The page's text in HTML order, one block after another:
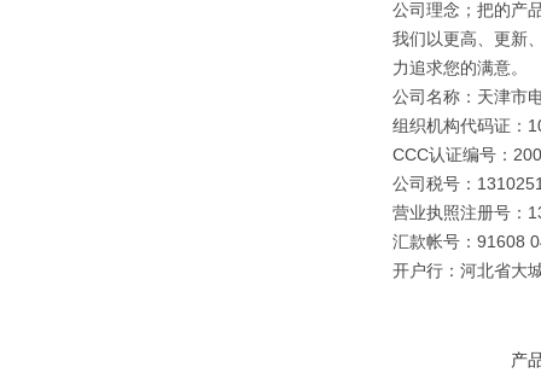
公司理念；把的产
我们以更高、更新
力追求您的满意。
公司名称：天津市
组织机构代码证：
CCC认证编号：
公司税号：
营业执照注册号：
汇款帐号：91608
开户行：河北省大
产